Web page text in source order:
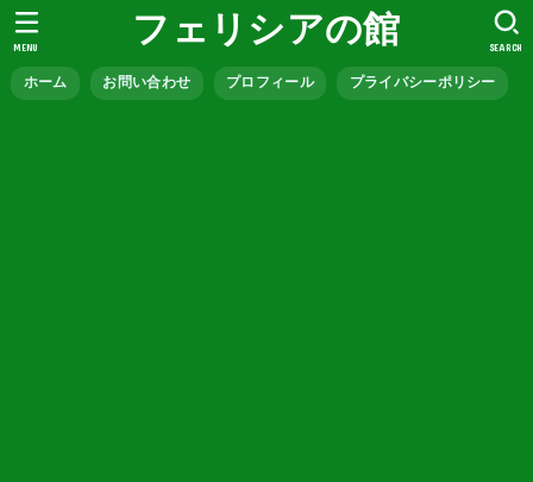
フェリシアの館
ホーム お問い合わせ プロフィール プライバシーポリシー
SEARCH
MENU